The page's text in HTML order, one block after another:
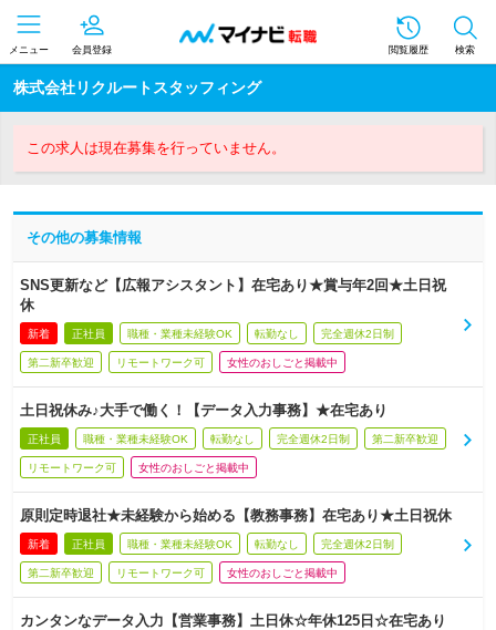
メニュー 会員登録 閲覧履歴 検索
株式会社リクルートスタッフィング
この求人は現在募集を行っていません。
その他の募集情報
SNS更新など【広報アシスタント】在宅あり★賞与年2回★土日祝
休
新着 正社員 職種・業種未経験OK 転勤なし 完全週休2日制
第二新卒歓迎 リモートワーク可 女性のおしごと掲載中
土日祝休み♪大手で働く！【データ入力事務】★在宅あり
正社員 職種・業種未経験OK 転勤なし 完全週休2日制 第二新卒歓迎
リモートワーク可 女性のおしごと掲載中
原則定時退社★未経験から始める【教務事務】在宅あり★土日祝休
新着 正社員 職種・業種未経験OK 転勤なし 完全週休2日制
第二新卒歓迎 リモートワーク可 女性のおしごと掲載中
カンタンなデータ入力【営業事務】土日休☆年休125日☆在宅あり